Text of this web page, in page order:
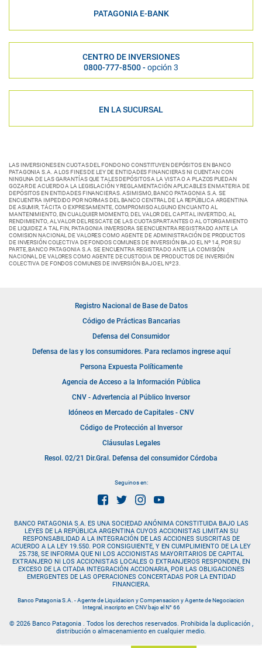
PATAGONIA E-BANK
CENTRO DE INVERSIONES
0800-777-8500 - opción 3
EN LA SUCURSAL
LAS INVERSIONES EN CUOTAS DEL FONDO NO CONSTITUYEN DEPÓSITOS EN BANCO
PATAGONIA S.A. A LOS FINES DE LEY DE ENTIDADES FINANCIERAS NI CUENTAN CON
NINGUNA DE LAS GARANTÍAS QUE TALES DEPÓSITOS A LA VISTA O A PLAZOS PUEDAN
GOZAR DE ACUERDO A LA LEGISLACIÓN Y REGLAMENTACIÓN APLICABLES EN MATERIA DE
DEPÓSITOS EN ENTIDADES FINANCIERAS. ASIMISMO, BANCO PATAGONIA S.A. SE
ENCUENTRA IMPEDIDO POR NORMAS DEL BANCO CENTRAL DE LA REPÚBLICA ARGENTINA
DE ASUMIR, TÁCITA O EXPRESAMENTE, COMPROMISO ALGUNO EN CUANTO AL
MANTENIMIENTO, EN CUALQUIER MOMENTO, DEL VALOR DEL CAPITAL INVERTIDO, AL
RENDIMIENTO, AL VALOR DEL RESCATE DE LAS CUOTASPARTANTES O AL OTORGAMIENTO
DE LIQUIDEZ A TAL FIN, PATAGONIA INVERSORA SE ENCUENTRA REGISTRADO ANTE LA
COMISION NACIONAL DE VALORES COMO AGENTE DE ADMINISTRACIÓN DE PRODUCTOS
DE INVERSIÓN COLECTIVA DE FONDOS COMUNES DE INVERSIÓN BAJO EL Nº 14, POR SU
PARTE, BANCO PATAGONIA S.A. SE ENCUENTRA REGISTRADO ANTE LA COMISIÓN
NACIONAL DE VALORES COMO AGENTE DE CUSTODIA DE PRODUCTOS DE INVERSIÓN
COLECTIVA DE FONDOS COMUNES DE INVERSIÓN BAJO EL Nº23.
Registro Nacional de Base de Datos
Código de Prácticas Bancarias
Defensa del Consumidor
Defensa de las y los consumidores. Para reclamos ingrese aquí
Persona Expuesta Políticamente
Agencia de Acceso a la Información Pública
CNV - Advertencia al Público Inversor
Idóneos en Mercado de Capitales - CNV
Código de Protección al Inversor
Cláusulas Legales
Resol. 02/21 Dir.Gral. Defensa del consumidor Córdoba
Seguinos en:
BANCO PATAGONIA S.A. ES UNA SOCIEDAD ANÓNIMA CONSTITUIDA BAJO LAS
LEYES DE LA REPÚBLICA ARGENTINA CUYOS ACCIONISTAS LIMITAN SU
RESPONSABILIDAD A LA INTEGRACIÓN DE LAS ACCIONES SUSCRITAS DE
ACUERDO A LA LEY 19.550. POR CONSIGUIENTE, Y EN CUMPLIMIENTO DE LA LEY
25.738, SE INFORMA QUE NI LOS ACCIONISTAS MAYORITARIOS DE CAPITAL
EXTRANJERO NI LOS ACCIONISTAS LOCALES O EXTRANJEROS RESPONDEN, EN
EXCESO DE LA CITADA INTEGRACIÓN ACCIONARIA, POR LAS OBLIGACIONES
EMERGENTES DE LAS OPERACIONES CONCERTADAS POR LA ENTIDAD
FINANCIERA.
Banco Patagonia S.A. - Agente de Liquidacion y Compensacion y Agente de Negociacion
Integral, inscripto en CNV bajo el N° 66
© 2026 Banco Patagonia . Todos los derechos reservados. Prohibida la duplicación ,
distribución o almacenamiento en cualquier medio.